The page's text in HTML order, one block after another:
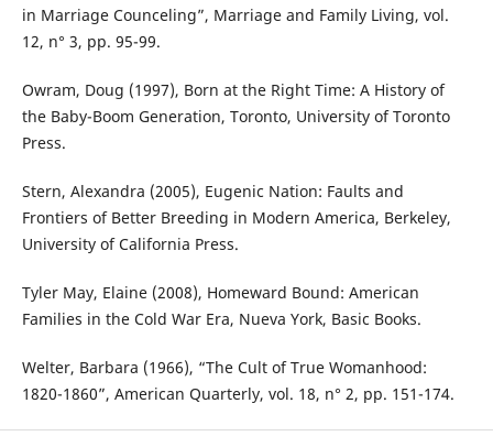
in Marriage Counceling”, Marriage and Family Living, vol.
12, n° 3, pp. 95-99.
Owram, Doug (1997), Born at the Right Time: A History of
the Baby-Boom Generation, Toronto, University of Toronto
Press.
Stern, Alexandra (2005), Eugenic Nation: Faults and
Frontiers of Better Breeding in Modern America, Berkeley,
University of California Press.
Tyler May, Elaine (2008), Homeward Bound: American
Families in the Cold War Era, Nueva York, Basic Books.
Welter, Barbara (1966), “The Cult of True Womanhood:
1820-1860”, American Quarterly, vol. 18, n° 2, pp. 151-174.